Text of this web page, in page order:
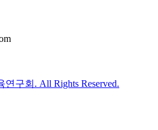
구회. All Rights Reserved.